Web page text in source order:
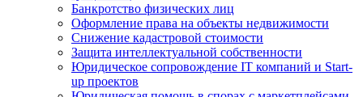
Банкротство физических лиц
Оформление права на объекты недвижимости
Снижение кадастровой стоимости
Защита интеллектуальной собственности
Юридическое сопровождение IT компаний и Start-
up проектов